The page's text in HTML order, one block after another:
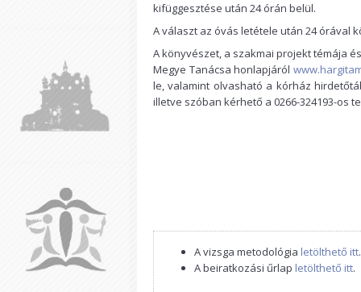
kifüggesztése után 24 órán belül.
A választ az óvás letétele után 24 órával
A könyvészet, a szakmai projekt témája
Megye Tanácsa honlapjáról
le, valamint olvasható a kórház
illetve szóban kérhető a 0266-324193-os
A vizsga metodológia letölthető itt.
A beiratkozási űrlap letölthető itt.